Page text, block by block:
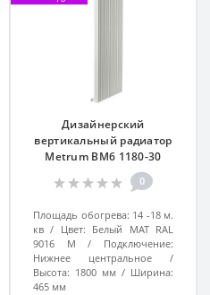
Дизайнерский
вертикальный радиатор
Metrum BM6 1180-30
1800/465 Белый Мат Ral
9016M подкл.99
0
Площадь обогрева: 14 -18 м.
кв
Цвет: Белый МАТ RAL
9016 M
Подключение:
Нижнее центральное
Высота: 1800 мм
Ширина:
465 мм